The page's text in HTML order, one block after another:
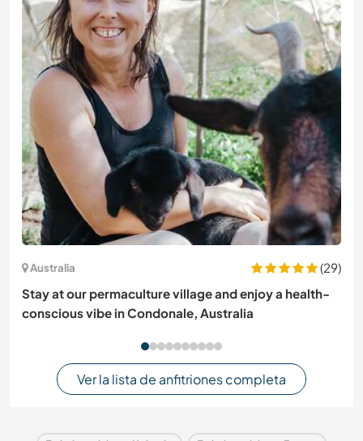
Australia
(29)
Stay at our permaculture village and enjoy a health-
conscious vibe in Condonale, Australia
Ver la lista de anfitriones completa